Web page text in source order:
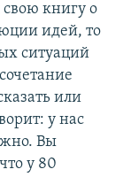
свою книгу о
идей, то
ситуаций
или
у нас
Вы
у 80